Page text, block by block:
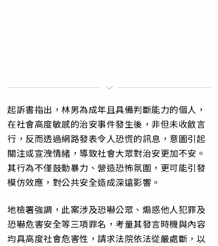
起訴書指出，林男為成年且具備判斷能力的個人，
在社會高度敏感的治安事件發生後，非但未收斂言
行，反而透過網路發表令人恐慌的訊息，意圖引起
關注或宣洩情緒，導致社會大眾對治安更加不安。
其行為不僅鼓動暴力、營造恐怖氛圍，更可能引發
模仿效應，對公共安全造成深遠影響。
地檢署強調，此案涉及恐嚇公眾、煽惑他人犯罪及
恐嚇危害安全等三項罪名，考量其發言時機與內容
均具高度社會危害性，請求法院依法從嚴處斷，以